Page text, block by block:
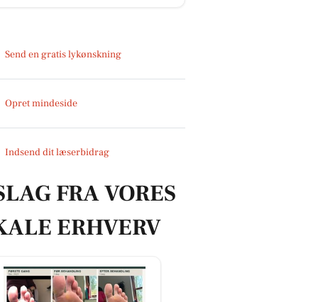
Send en gratis lykønskning
Opret mindeside
Indsend dit læserbidrag
FRA VORES
ERHVERV